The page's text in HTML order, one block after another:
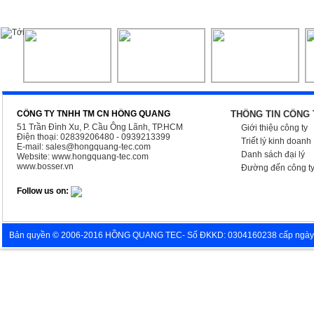
CÔNG TY TNHH TM CN HỒNG QUANG
51 Trần Đình Xu, P. Cầu Ông Lãnh, TP.HCM
Điện thoại: 02839206480 - 0939213399
E-mail: sales@hongquang-tec.com
Website: www.hongquang-tec.com
www.bosser.vn
Follow us on:
THÔNG TIN CÔNG
Giới thiệu công ty
Triết lý kinh doanh
Danh sách đại lý
Đường đến công ty
Bản quyền © 2006-2016 HỒNG QUANG TEC- Số ĐKKD: 0304160238 cấp